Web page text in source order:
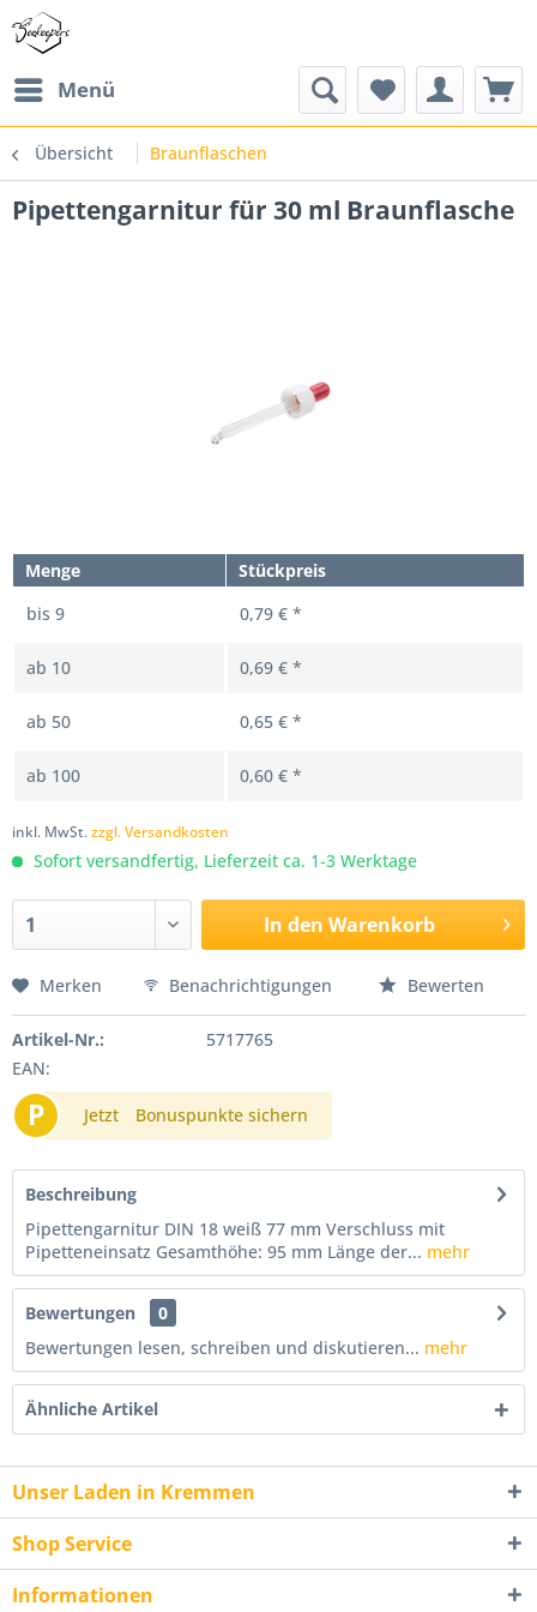
Menü
Übersicht Braunflaschen
Pipettengarnitur für 30 ml Braunflasche
Menge
Stückpreis
bis 9 0,79 € *
ab 10 0,69 € *
ab 50 0,65 € *
ab 100 0,60 € *
inkl. MwSt.zzgl. Versandkosten
Sofort versandfertig, Lieferzeit ca. 1-3 Werktage
In den Warenkorb
Merken Benachrichtigungen Bewerten
Artikel-Nr.:
5717765
EAN:
P Jetzt Bonuspunkte sichern
Beschreibung
Pipettengarnitur DIN 18 weiß 77 mm Verschluss mit
Pipetteneinsatz Gesamthöhe: 95 mm Länge der... mehr
Bewertungen
0
Bewertungen lesen, schreiben und diskutieren... mehr
Ähnliche Artikel
Unser Laden in Kremmen
Shop Service
Informationen